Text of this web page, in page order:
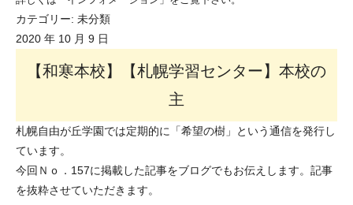
カテゴリー: 未分類
2020 年 10 月 9 日
【和寒本校】【札幌学習センター】本校の
主
札幌自由が丘学園では定期的に「希望の樹」という通信を発行し
ています。
今回Ｎｏ．157に掲載した記事をブログでもお伝えします。記事
を抜粋させていただきます。